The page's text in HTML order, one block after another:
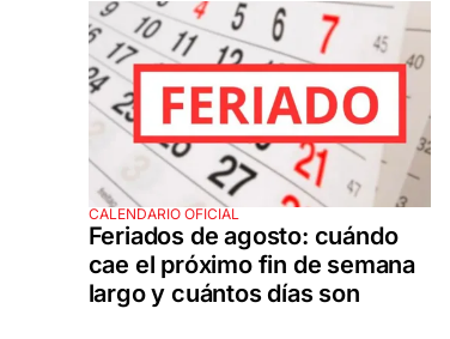
CALENDARIO OFICIAL
Feriados de agosto: cuándo
cae el próximo fin de semana
largo y cuántos días son